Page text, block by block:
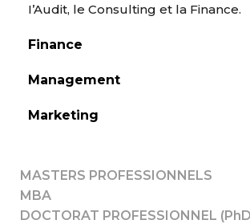
I’Audit, le Consulting et la Finance.
Finance
Management
Marketing
MASTERS PROFESSIONNELS
MBA
DOCTORAT PROFESSIONNEL